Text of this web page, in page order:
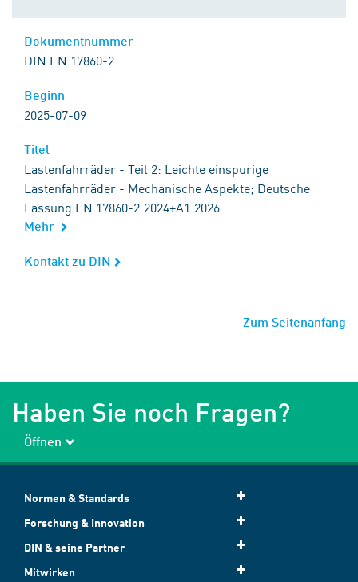
Dokumentnummer
DIN EN 17860-2
Beginn
2025-07-09
Titel
Lastenfahrräder - Teil 2: Leichte einspurige
Lastenfahrräder - Mechanische Aspekte; Deutsche
Fassung EN 17860-2:2024+A1:2026
Mehr
Kontakt zu DIN
Kontakt zu DIN
Zum Seitenanfang
Haben Sie noch Fragen?
Öffnen
Normen & Standards
Forschung & Innovation
DIN & seine Partner
Mitwirken